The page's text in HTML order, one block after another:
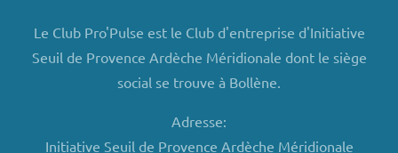
Le Club Pro'Pulse est le Club d'entreprise d'Initiative
Seuil de Provence Ardèche Méridionale dont le siège
social se trouve à Bollène.
Adresse:
Initiative Seuil de Provence Ardèche Méridionale